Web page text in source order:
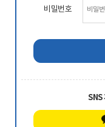
비밀번호
SNS